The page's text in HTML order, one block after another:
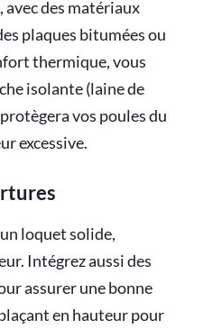
avec des matériaux
plaques bitumées ou
thermique, vous
isolante (laine de
vos poules du
excessive.
loquet solide,
Intégrez aussi des
assurer une bonne
en hauteur pour